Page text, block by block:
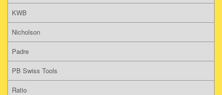
KWB
Nicholson
Padre
PB Swiss Tools
Ratio